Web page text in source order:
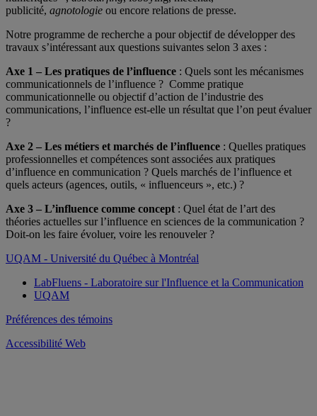
publicité, agnotologie ou encore relations de presse.
Notre programme de recherche a pour objectif de développer des
travaux s’intéressant aux questions suivantes selon 3 axes :
Axe 1 – Les pratiques de l’influence : Quels sont les mécanismes
communicationnels de l’influence ? Comme pratique
communicationnelle ou objectif d’action de l’industrie des
communications, l’influence est-elle un résultat que l’on peut évaluer
?
Axe 2 – Les métiers et marchés de l’influence : Quelles pratiques
professionnelles et compétences sont associées aux pratiques
d’influence en communication ? Quels marchés de l’influence et
quels acteurs (agences, outils, « influenceurs », etc.) ?
Axe 3 – L’influence comme concept : Quel état de l’art des
théories actuelles sur l’influence en sciences de la communication ?
Doit-on les faire évoluer, voire les renouveler ?
UQAM - Université du Québec à Montréal
LabFluens - Laboratoire sur l'Influence et la Communication
UQAM
Préférences des témoins
Accessibilité Web